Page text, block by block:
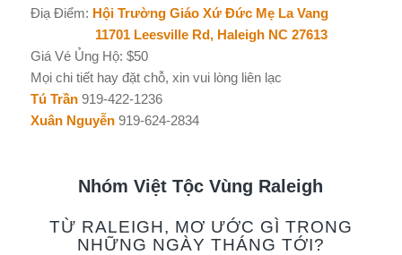
Điạ Điểm: Hội Trường Giáo Xứ Đức Mẹ La Vang
11701 Leesville Rd, Haleigh NC 27613
Giá Vé Ủng Hộ: $50
Mọi chi tiết hay đặt chỗ, xin vui lòng liên lạc
Tú Trần919-422-1236
Xuân Nguyễn919-624-2834
Nhóm Việt Tộc Vùng Raleigh
TỪ RALEIGH, MƠ ƯỚC GÌ TRONG
NHỮNG NGÀY THÁNG TỚI?